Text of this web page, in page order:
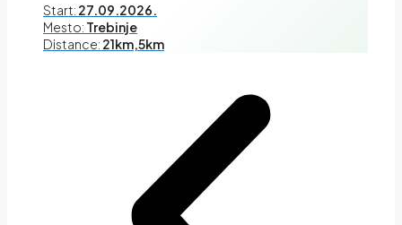
Start: 27.09.2026.
Mesto: Trebinje
Distance: 21km,5km